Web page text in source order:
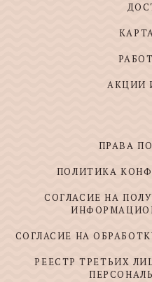
АКЦИИ
ПРАВА
ПОЛИТИКА
СОГЛАСИЕ НА
СОГЛАСИЕ НА
РЕЕСТР ТРЕТЬИХ